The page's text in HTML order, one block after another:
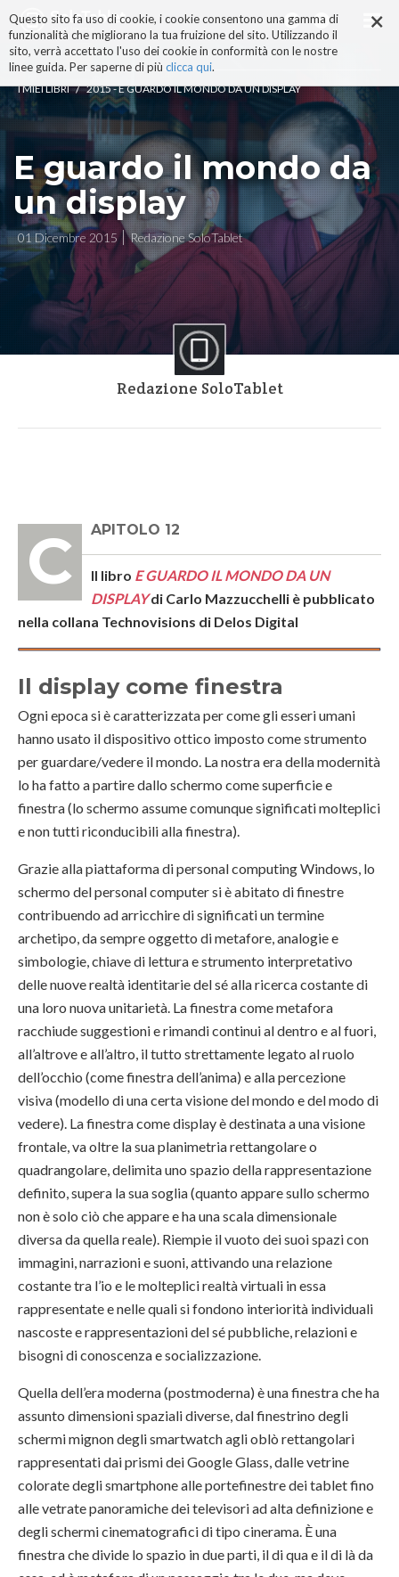
×
Questo sito fa uso di cookie, i cookie consentono una gamma di
funzionalità che migliorano la tua fruizione del sito. Utilizzando il
sito, verrà accettato l'uso dei cookie in conformità con le nostre
linee guida. Per saperne di più clicca qui.
ai
contenuti.
|
alla
navigazione
I MIEI LIBRI / 2015 - E GUARDO IL MONDO DA UN DISPLAY
E guardo il mondo da
un display
01 Dicembre 2015 Redazione SoloTablet
Redazione SoloTablet
CAPITOLO 12
Il libro E GUARDO IL MONDO DA UN
DISPLAYdi Carlo Mazzucchelli è pubblicato
nella collana Technovisions di Delos Digital
Il display come finestra
Ogni epoca si è caratterizzata per come gli esseri umani
hanno usato il dispositivo ottico imposto come strumento
per guardare/vedere il mondo. La nostra era della modernità
lo ha fatto a partire dallo schermo come superficie e
finestra (lo schermo assume comunque significati molteplici
e non tutti riconducibili alla finestra).
Grazie alla piattaforma di personal computing Windows, lo
schermo del personal computer si è abitato di finestre
contribuendo ad arricchire di significati un termine
archetipo, da sempre oggetto di metafore, analogie e
simbologie, chiave di lettura e strumento interpretativo
delle nuove realtà identitarie del sé alla ricerca costante di
una loro nuova unitarietà. La finestra come metafora
racchiude suggestioni e rimandi continui al dentro e al fuori,
all’altrove e all’altro, il tutto strettamente legato al ruolo
dell’occhio (come finestra dell’anima) e alla percezione
visiva (modello di una certa visione del mondo e del modo di
vedere). La finestra come display è destinata a una visione
frontale, va oltre la sua planimetria rettangolare o
quadrangolare, delimita uno spazio della rappresentazione
definito, supera la sua soglia (quanto appare sullo schermo
non è solo ciò che appare e ha una scala dimensionale
diversa da quella reale). Riempie il vuoto dei suoi spazi con
immagini, narrazioni e suoni, attivando una relazione
costante tra l’io e le molteplici realtà virtuali in essa
rappresentate e nelle quali si fondono interiorità individuali
nascoste e rappresentazioni del sé pubbliche, relazioni e
bisogni di conoscenza e socializzazione.
Quella dell’era moderna (postmoderna) è una finestra che ha
assunto dimensioni spaziali diverse, dal finestrino degli
schermi mignon degli smartwatch agli oblò rettangolari
rappresentati dai prismi dei Google Glass, dalle vetrine
colorate degli smartphone alle portefinestre dei tablet fino
alle vetrate panoramiche dei televisori ad alta definizione e
degli schermi cinematografici di tipo cinerama. È una
finestra che divide lo spazio in due parti, il di qua e il di là da